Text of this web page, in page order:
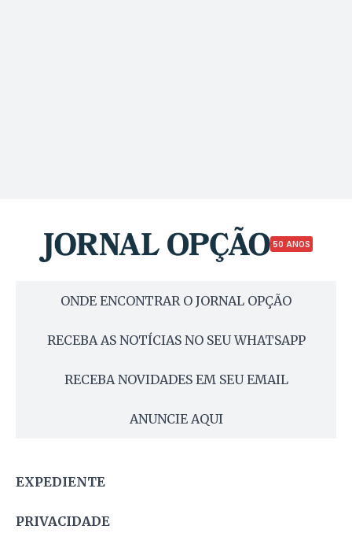
50 ANOS
ONDE ENCONTRAR O JORNAL OPÇÃO
RECEBA AS NOTÍCIAS NO SEU WHATSAPP
RECEBA NOVIDADES EM SEU EMAIL
ANUNCIE AQUI
EXPEDIENTE
PRIVACIDADE